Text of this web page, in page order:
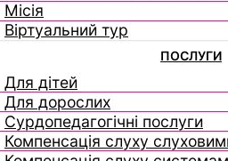
Місія
Віртуальний тур
ПОСЛУГИ
Для дітей
Для дорослих
Сурдопедагогічні послуги
Компенсація слуху